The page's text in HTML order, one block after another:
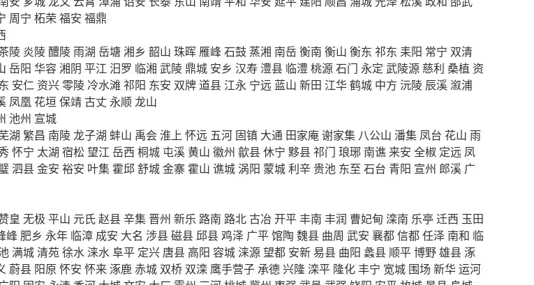
周宁 柘荣 福安 福鼎
陵 炎陵醴陵雨湖 岳塘湘乡 韶山 珠晖 雁峰 石鼓 蒸湘 南岳衡南 衡山 衡东 祁东 耒阳 常宁 双清
岳阳 华容湘阴 平江 汨罗 临湘 武陵鼎城 安乡 汉寿 澧县 临澧桃源石门 永定 武陵源 慈利 桑植 资
安仁 资兴零陵 冷水滩 祁阳 东安 双牌道县 江永 宁远 蓝山 新田 江华鹤城 中方 沅陵 辰溪 溆浦
凤凰 花垣保靖古丈 永顺龙山
池州 宣城
湖 繁昌 南陵龙子湖 蚌山 禹会淮上 怀远 五河 固镇 大通 田家庵谢家集 八公山 潘集 凤台 花山 雨
怀宁 太湖 宿松 望江 岳西 桐城 屯溪黄山 徽州 歙县休宁 黟县祁门 琅琊 南谯 来安 全椒 定远 凤
泗县金安 裕安 叶集 霍邱舒城金寨 霍山 谯城 涡阳 蒙城利辛 贵池 东至 石台 青阳 宣州 郎溪 广
皇 无极 平山 元氏赵县辛集 晋州 新乐 路南 路北古冶 开平丰南 丰润 曹妃甸 滦南 乐亭 迁西 玉田
峰 肥乡 永年 临漳 成安 大名 涉县磁县邱县鸡泽 广平馆陶 魏县 曲周 武安 襄都信都任泽 南和 临
满城清苑徐水 涞水阜平 定兴 唐县 高阳 容城 涞源望都 安新易县 曲阳 蠡县 顺平博野雄县涿
蔚县 阳原 怀安 怀来涿鹿赤城 双桥 双滦 鹰手营子承德兴隆 滦平 隆化丰宁 宽城 围场 新华运河